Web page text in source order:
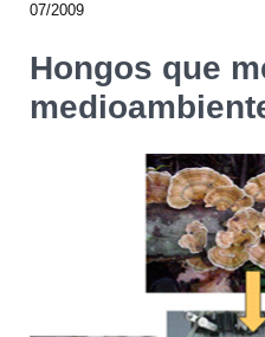
BUSCAR
07/2009
Hongos que